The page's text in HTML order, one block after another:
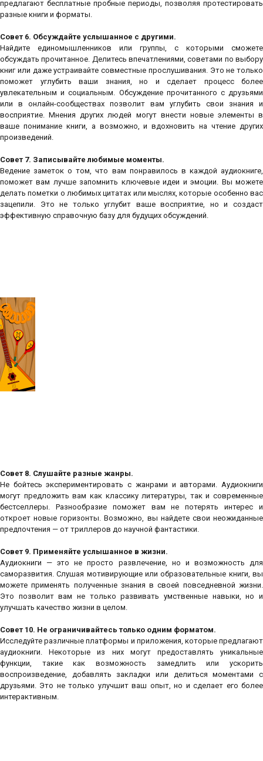
предлагают бесплатные пробные периоды, позволяя протестировать
разные книги и форматы.
Совет 6. Обсуждайте услышанное с другими.
Найдите единомышленников или группы, с которыми сможете
обсуждать прочитанное. Делитесь впечатлениями, советами по выбору
книг или даже устраивайте совместные прослушивания. Это не только
поможет углубить ваши знания, но и сделает процесс более
увлекательным и социальным. Обсуждение прочитанного с друзьями
или в онлайн-сообществах позволит вам углубить свои знания и
восприятие. Мнения других людей могут внести новые элементы в
ваше понимание книги, а возможно, и вдохновить на чтение других
произведений.
Совет 7. Записывайте любимые моменты.
Ведение заметок о том, что вам понравилось в каждой аудиокниге,
поможет вам лучше запомнить ключевые идеи и эмоции. Вы можете
делать пометки о любимых цитатах или мыслях, которые особенно вас
зацепили. Это не только углубит ваше восприятие, но и создаст
эффективную справочную базу для будущих обсуждений.
Совет 8. Слушайте разные жанры.
Не бойтесь экспериментировать с жанрами и авторами. Аудиокниги
могут предложить вам как классику литературы, так и современные
бестселлеры. Разнообразие поможет вам не потерять интерес и
откроет новые горизонты. Возможно, вы найдете свои неожиданные
предпочтения — от триллеров до научной фантастики.
Совет 9. Применяйте услышанное в жизни.
Аудиокниги — это не просто развлечение, но и возможность для
саморазвития. Слушая мотивирующие или образовательные книги, вы
можете применять полученные знания в своей повседневной жизни.
Это позволит вам не только развивать умственные навыки, но и
улучшать качество жизни в целом.
Совет 10. Не ограничивайтесь только одним форматом.
Исследуйте различные платформы и приложения, которые предлагают
аудиокниги. Некоторые из них могут предоставлять уникальные
функции, такие как возможность замедлить или ускорить
воспроизведение, добавлять закладки или делиться моментами с
друзьями. Это не только улучшит ваш опыт, но и сделает его более
интерактивным.